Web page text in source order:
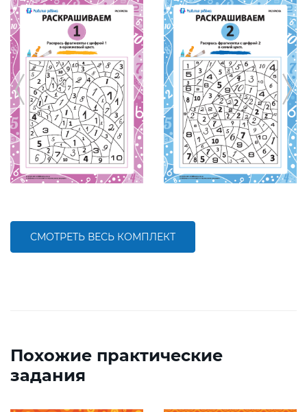
СМОТРЕТЬ ВЕСЬ КОМПЛЕКТ
Похожие практические
задания